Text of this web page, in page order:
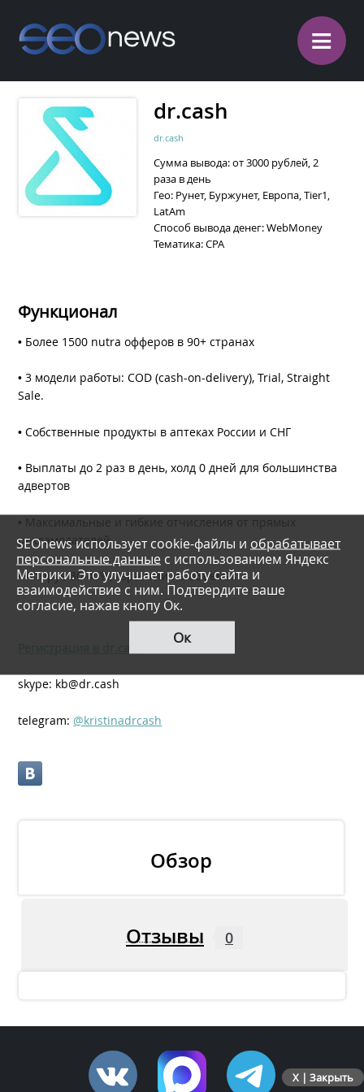
≡
dr.cash
dr.cash
Cумма вывода: от 3000 рублей, 2
раза в день
Гео: Рунет, Буржунет, Европа, Tier1,
LatAm
Способ вывода денег: WebMoney
Тематика: CPA
Функционал
• Более 1500 nutra офферов в 90+ странах
• 3 модели работы: COD (cash-on-delivery), Trial, Straight
Sale.
• Собственные продукты в аптеках России и СНГ
• Выплаты до 2 раз в день, холд 0 дней для большинства
адвертов
• Максимальные и гибкие отчисления от прямых
рекламодателей
• Аппрув 30-40%, гарантии на объемах
skype: kb@dr.cash
telegram: @kristinadrcash
Обзор
Отзывы 0
X | Закрыть
SEOnews использует cookie-файлы и обрабатывает
персональные данные с использованием Яндекс
Метрики. Это улучшает работу сайта и
взаимодействие с ним. Подтвердите ваше
согласие, нажав кнопу Ок.
Ок